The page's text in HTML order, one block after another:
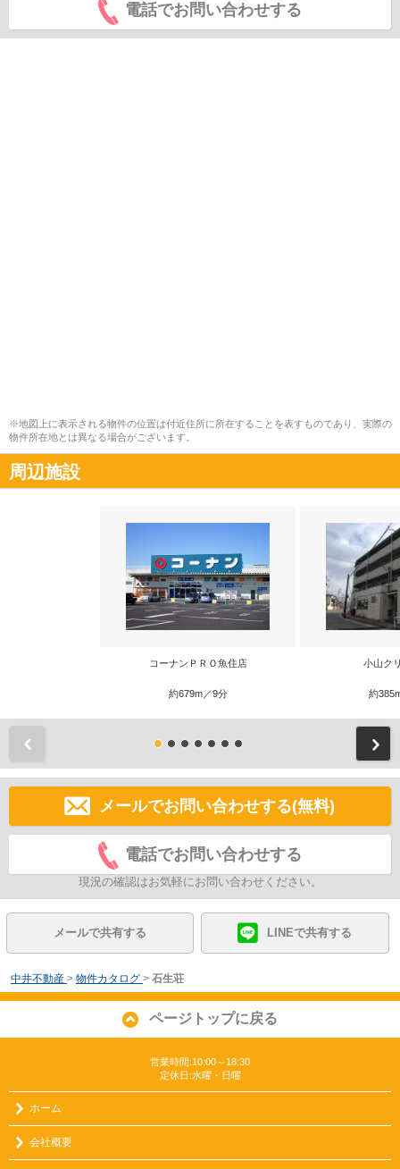
電話でお問い合わせする
※地図上に表示される物件の位置は付近住所に所在することを表すものであり、実際の
物件所在地とは異なる場合がございます。
周辺施設
コーナンＰＲＯ魚住店
約679m／9分
小山ク
約
メールでお問い合わせする(無料)
電話でお問い合わせする
現況の確認はお気軽にお問い合わせください。
メールで共有する LINEで共有する
中井不動産 > 物件カタログ > 石生荘
ページトップに戻る
営業時間:10:00～18:30
定休日:水曜・日曜
ホーム
会社概要